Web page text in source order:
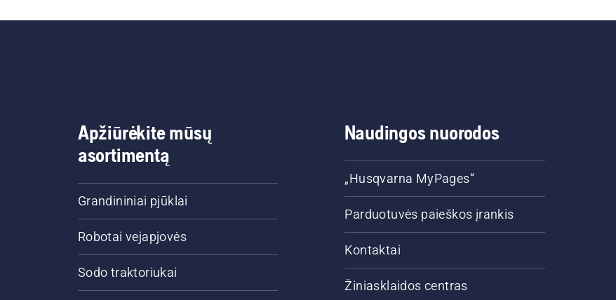
Apžiūrėkite mūsų
asortimentą
Grandininiai pjūklai
Robotai vejapjovės
Sodo traktoriukai
Naudingos nuorodos
„Husqvarna MyPages“
Parduotuvės paieškos įrankis
Kontaktai
Žiniasklaidos centras